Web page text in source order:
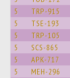
5 TRP-915
5 TSE-193
5 TRP-105
5 SCS-865
5 APK-717
5 MEH-296